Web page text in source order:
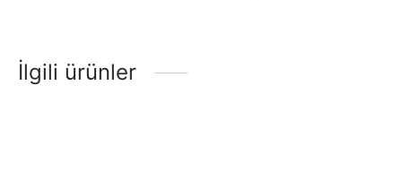
İlgili ürünler